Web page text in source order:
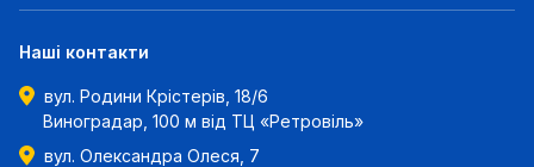
Наші контакти
вул. Родини Крістерів, 18/6
Виноградар, 100 м від ТЦ «Ретровіль»
вул. Олександра Олеся, 7